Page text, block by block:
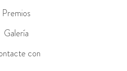
Premios
Galería
con